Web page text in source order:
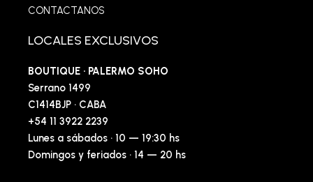
CONTACTANOS
LOCALES EXCLUSIVOS
BOUTIQUE · PALERMO SOHO
Serrano 1499
C1414BJP · CABA
+54 11 3922 2239
Lunes a sábados · 10 — 19:30 hs
Domingos y feriados · 14 — 20 hs